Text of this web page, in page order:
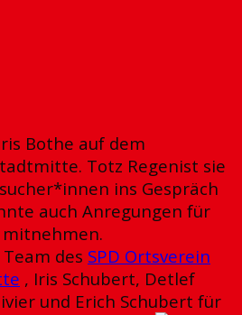
Bothe auf dem
Totz Regenist sie
ins Gespräch
auch Anregungen für
des SPD Ortsverein
, Iris Schubert, Detlef
und Erich Schubert für